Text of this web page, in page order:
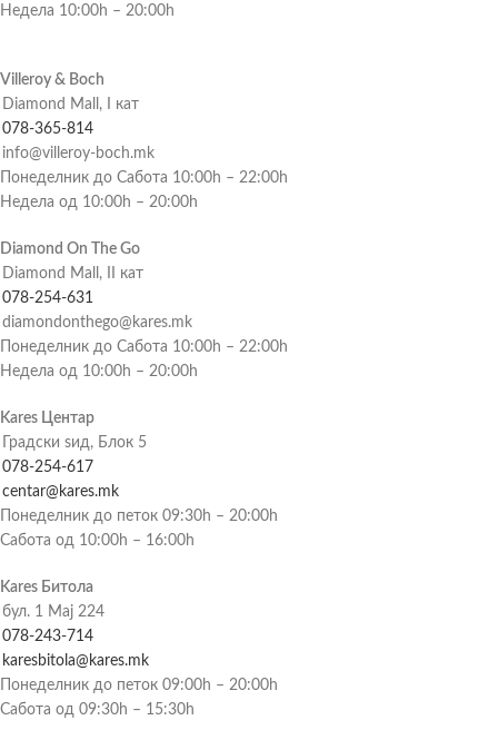
Недела 10:00h – 20:00h
Villeroy & Boch
Diamond Mall, I кат
078-365-814
info@villeroy-boch.mk
Понеделник до Сабота 10:00h – 22:00h
Недела од 10:00h – 20:00h
Diamond On The Go
Diamond Mall, II кат
078-254-631
diamondonthego@kares.mk
Понеделник до Сабота 10:00h – 22:00h
Недела од 10:00h – 20:00h
Kares Центар
Градски ѕид, Блок 5
078-254-617
centar@kares.mk
Понеделник до петок 09:30h – 20:00h
Сабота од 10:00h – 16:00h
Kares Битола
бул. 1 Мај 224
078-243-714
karesbitola@kares.mk
Понеделник до петок 09:00h – 20:00h
Сабота од 09:30h – 15:30h